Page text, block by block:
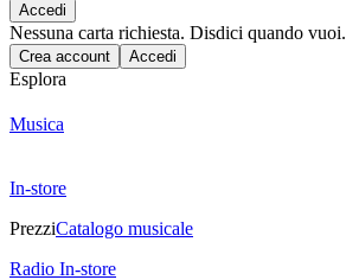
Accedi
Nessuna carta richiesta. Disdici quando vuoi.
Crea account Accedi
Esplora
Musica
In-store
PrezziCatalogo musicale
Radio In-store